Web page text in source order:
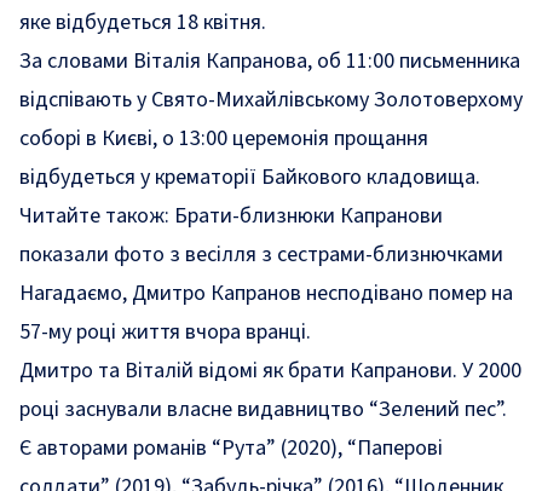
яке відбудеться 18 квітня.
За словами Віталія Капранова, об 11:00 письменника
відспівають у Свято-Михайлівському Золотоверхому
соборі в Києві, о 13:00 церемонія прощання
відбудеться у крематорії Байкового кладовища.
Читайте також: Брати-близнюки Капранови
показали фото з весілля з сестрами-близнючками
Нагадаємо, Дмитро Капранов несподівано помер на
57-му році життя вчора вранці.
Дмитро та Віталій відомі як брати Капранови. У 2000
році заснували власне видавництво “Зелений пес”.
Є авторами романів “Рута” (2020), “Паперові